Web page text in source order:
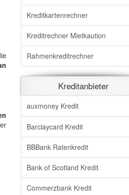
Kreditkartenrechner
Kreditrechner Mietkaution
Rahmenkreditrechner
Kreditanbieter
auxmoney Kredit
Barclaycard Kredit
BBBank Ratenkredit
Bank of Scotland Kredit
Commerzbank Kredit